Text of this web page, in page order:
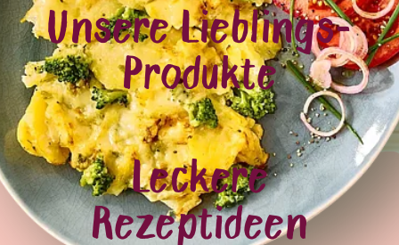
Unsere Lieblings-
Produkte
Leckere
Rezeptideen